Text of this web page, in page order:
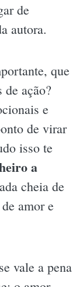
de
autora.
que
ação?
e
de virar
isso te
a
cheia de
amor e
vale a pena